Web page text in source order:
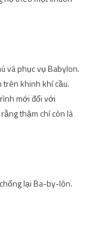
và phục vụ Babylon.
khinh khí cầu.
mới đối với
thậm chí còn là
lại Ba-by-lôn.